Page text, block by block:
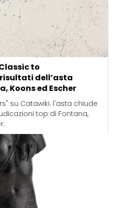
to
dell’asta
Koons ed Escher
su Catawiki: l'asta chiude
top di Fontana,